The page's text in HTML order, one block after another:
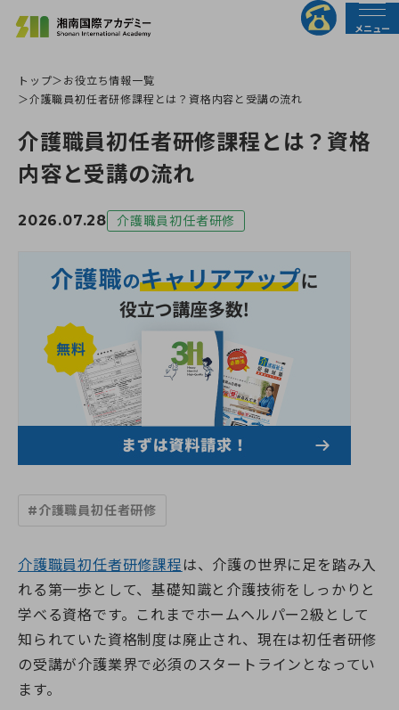
メニュー
法人の皆様へ 行政の皆様へ
トップページ
介護職員初任者研修
介護福祉士実務者研修
介護福祉士受験対策講座
すべての講座
すべての講座
介護職員初任者研修
神奈川県委託「障害福祉分野マッチング支援事業」
綾瀬市委託事業「受講料0円」介護職員初任者研修
伊勢原市社会福祉協議会委託事業「通学コース」介護職員初
任者研修
介護に関する入門的研修 -通学講座-
介護に関する入門的研修 -オンライン講座-
認知症介護基礎研修(神奈川県指定)
認知症介護基礎研修 (藤沢市)
認知症介護基礎研修 (相模原市)
教室一覧
藤沢校
相模大野校
横浜戸塚校
横浜馬車道関内校
小田原校
大和校
横浜二俣川校
横浜みなとみらいサテライト校
キャンペーン一覧
お知らせ
お知らせ一覧
初めての方へ
トップ
お役立ち情報一覧
介護職員初任者研修課程とは？資格内容と受講の流れ
介護職員初任者研修課程とは？資格
内容と受講の流れ
2026.07.28 介護職員初任者研修
#介護職員初任者研修
介護職員初任者研修課程 は、介護の世界に足を踏み入
れる第一歩として、基礎知識と介護技術をしっかりと
学べる資格です。これまでホームヘルパー2級として
知られていた資格制度は廃止され、現在は初任者研修
の受講が介護業界で必須のスタートラインとなってい
ます。